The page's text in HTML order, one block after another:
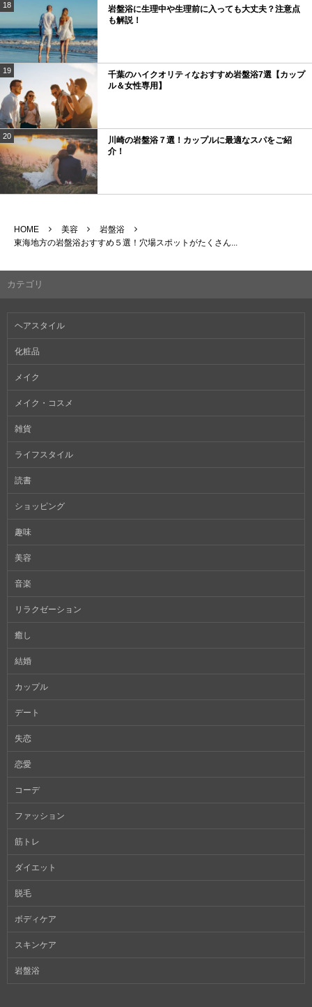
18
岩盤浴に生理中や生理前に入っても大丈夫？注意点
も解説！
19
千葉のハイクオリティなおすすめ岩盤浴7選【カップ
ル＆女性専用】
20
川崎の岩盤浴７選！カップルに最適なスパをご紹
介！
HOME 美容
岩盤浴
東海地方の岩盤浴おすすめ５選！穴場スポットがたくさん...
カテゴリ
ヘアスタイル
化粧品
メイク
メイク・コスメ
雑貨
ライフスタイル
読書
ショッピング
趣味
美容
音楽
リラクゼーション
癒し
結婚
カップル
デート
失恋
恋愛
コーデ
ファッション
筋トレ
ダイエット
脱毛
ボディケア
スキンケア
岩盤浴